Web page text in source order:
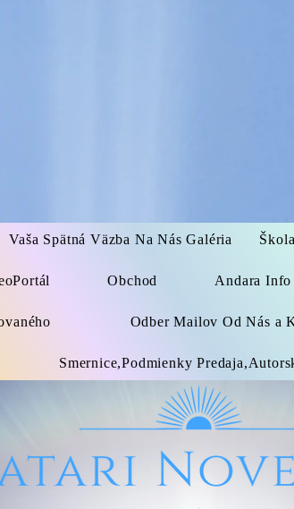
Vaša Spätná Väzba Na Nás Galéria
Obchod Andara Info
Odber Mailov Od Nás a
Smernice,Podmienky